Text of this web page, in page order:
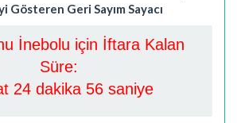
Gösteren Geri Sayım Sayacı
İnebolu için İftara Kalan
Süre:
24 dakika 55 saniye